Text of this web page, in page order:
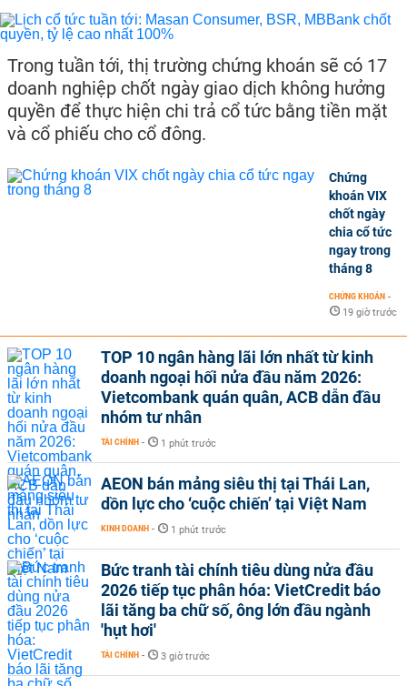
Trong tuần tới, thị trường chứng khoán sẽ có 17
doanh nghiệp chốt ngày giao dịch không hưởng
quyền để thực hiện chi trả cổ tức bằng tiền mặt
và cổ phiếu cho cổ đông.
Chứng
khoán VIX
chốt ngày
chia cổ tức
ngay trong
tháng 8
CHỨNG KHOÁN -
19 giờ trước
TOP 10 ngân hàng lãi lớn nhất từ kinh
doanh ngoại hối nửa đầu năm 2026:
Vietcombank quán quân, ACB dẫn đầu
nhóm tư nhân
TÀI CHÍNH - 1 phút trước
AEON bán mảng siêu thị tại Thái Lan,
dồn lực cho ‘cuộc chiến’ tại Việt Nam
KINH DOANH - 1 phút trước
Bức tranh tài chính tiêu dùng nửa đầu
2026 tiếp tục phân hóa: VietCredit báo
lãi tăng ba chữ số, ông lớn đầu ngành
'hụt hơi'
TÀI CHÍNH - 3 giờ trước